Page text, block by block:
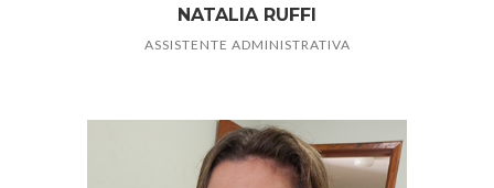
NATALIA RUFFI
ASSISTENTE ADMINISTRATIVA